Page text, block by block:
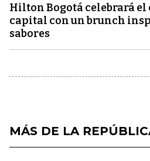
Hilton Bogotá celebrará el
capital con un brunch
sabores
MÁS DE LA